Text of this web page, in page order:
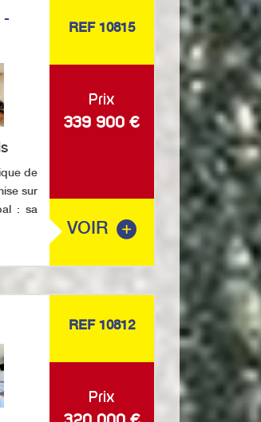
-
de
sur
: sa
REF 10815
Prix
339 900 €
VOIR
REF 10812
Prix